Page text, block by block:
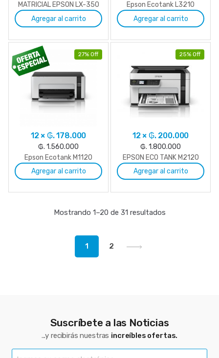
MATRICIAL EPSON LX-350
Agregar al carrito
Epson Ecotank L3210
Agregar al carrito
27% Off
12 × ₲. 178.000
₲. 1.560.000
Epson Ecotank M1120
Agregar al carrito
25% Off
12 × ₲. 200.000
₲. 1.800.000
EPSON ECO TANK M2120
Agregar al carrito
Mostrando 1–20 de 31 resultados
1 2
Suscríbete a las Noticias
...y recibirás nuestras increíbles ofertas.